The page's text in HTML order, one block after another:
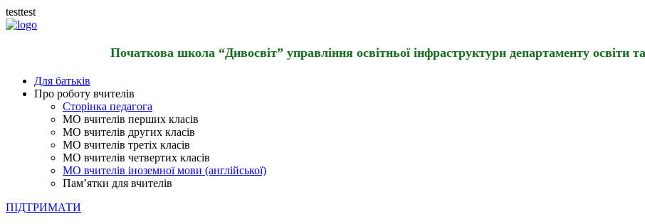
testtest
Початкова школа “Дивосвіт” управління освітньої інфраструктури департаменту освіти
Для батьків
Про роботу вчителів
Сторінка педагога
МО вчителів перших класів
МО вчителів других класів
МО вчителів третіх класів
МО вчителів четвертих класів
МО вчителів іноземної мови (англійської)
Пам’ятки для вчителів
ПІДТРИМАТИ